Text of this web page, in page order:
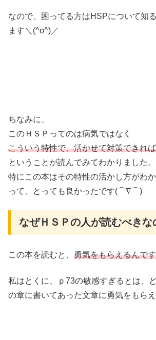
なので、困ってる方はHSPについて知
ます＼(^o^)／
ちなみに、
このＨＳＰってのは病気ではなく
こういう特性で、活かせて対策できれ
ということが読んでみてわかりました。
特にこの本はその特性の活かし方がわ
って、とっても良かったです(⌒∇⌒)
なぜＨＳＰの人が読むべきな
この本を読むと、 勇気をもらえるんで
私はとくに、ｐ73の敏感すぎるとは、
の章に書いてあった文章に勇気をもらえ